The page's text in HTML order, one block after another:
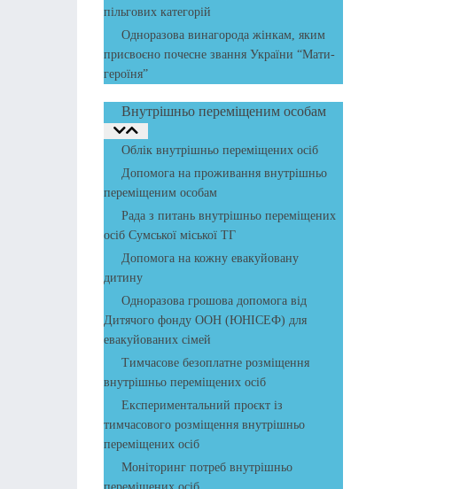
пільгових категорій
Одноразова винагорода жінкам, яким
присвоєно почесне звання України “Мати-
героїня”
Внутрішньо переміщеним особам
Облік внутрішньо переміщених осіб
Допомога на проживання внутрішньо
переміщеним особам
Рада з питань внутрішньо переміщених
осіб Сумської міської ТГ
Допомога на кожну евакуйовану
дитину
Одноразова грошова допомога від
Дитячого фонду ООН (ЮНІСЕФ) для
евакуйованих сімей
Тимчасове безоплатне розміщення
внутрішньо переміщених осіб
Експериментальний проєкт із
тимчасового розміщення внутрішньо
переміщених осіб
Моніторинг потреб внутрішньо